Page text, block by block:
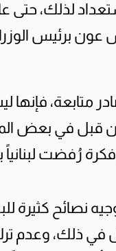
لذلك،
برئيس
فإنها
قبل في بعض
رُفضت
نصائح كثيرة
في ذلك، وعدم